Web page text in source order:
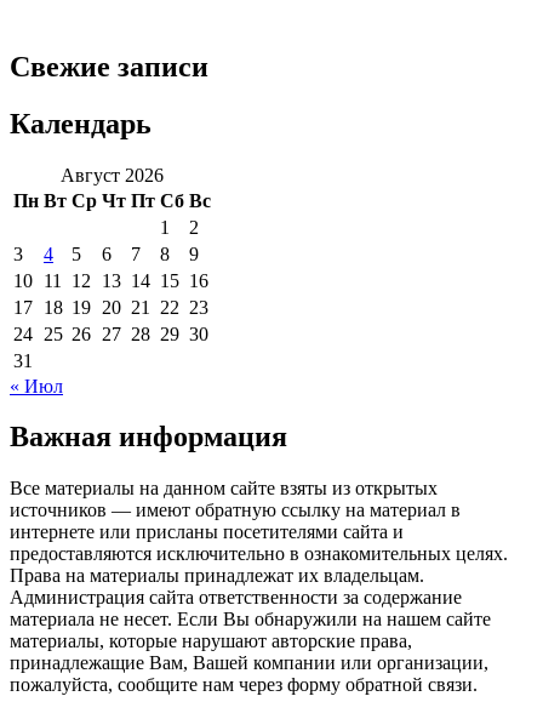
Свежие записи
Календарь
Август 2026
Пн Вт Ср Чт Пт Сб Вс
1
2
3
4 5 6 7 8
9
10 11 12 13 14 15 16
17 18 19 20 21 22 23
24 25 26 27 28 29 30
31
« Июл
Важная информация
Все материалы на данном сайте взяты из открытых
источников — имеют обратную ссылку на материал в
интернете или присланы посетителями сайта и
предоставляются исключительно в ознакомительных целях.
Права на материалы принадлежат их владельцам.
Администрация сайта ответственности за содержание
материала не несет. Если Вы обнаружили на нашем сайте
материалы, которые нарушают авторские права,
принадлежащие Вам, Вашей компании или организации,
пожалуйста, сообщите нам через форму обратной связи.